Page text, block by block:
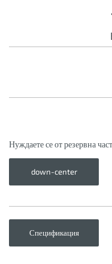
Нуждаете се от резервна
down-center
Спецификация